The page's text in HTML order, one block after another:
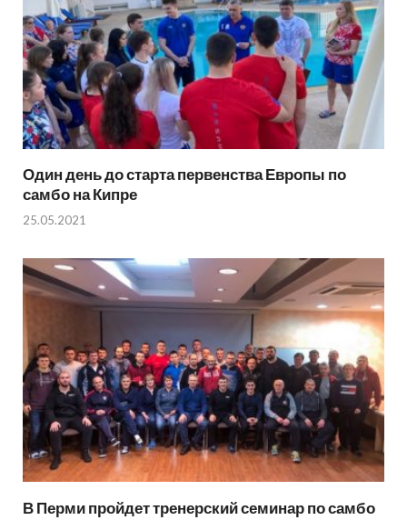
Один день до старта первенства Европы по
самбо на Кипре
25.05.2021
В Перми пройдет тренерский семинар по самбо